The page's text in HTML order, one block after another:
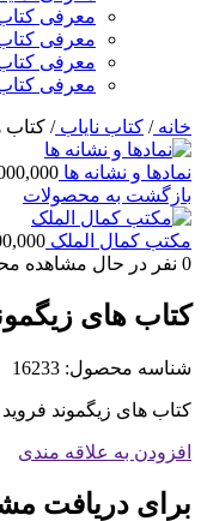
معرفی
معرفی
معرفی
معرفی
خانه/ کتاب نایاب/ کتاب
نمادها و نشانه ها
بازگشت به محصولات
مکتب کمال الملک
0 نفر در حال مشاهده
کتاب های
شناسه محصول: 16233
کتاب های زیگموند فروید
افزودن به علاقه مندی
برای دریافت